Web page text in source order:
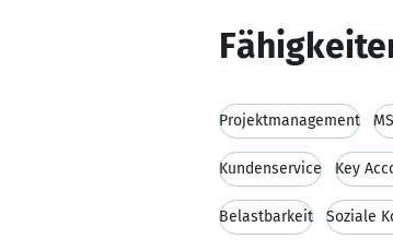
Projektmanagement
Kundenservice Key
Belastbarkeit Soziale